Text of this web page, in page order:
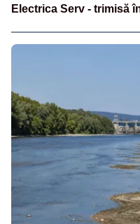
Electrica Serv - trimisă